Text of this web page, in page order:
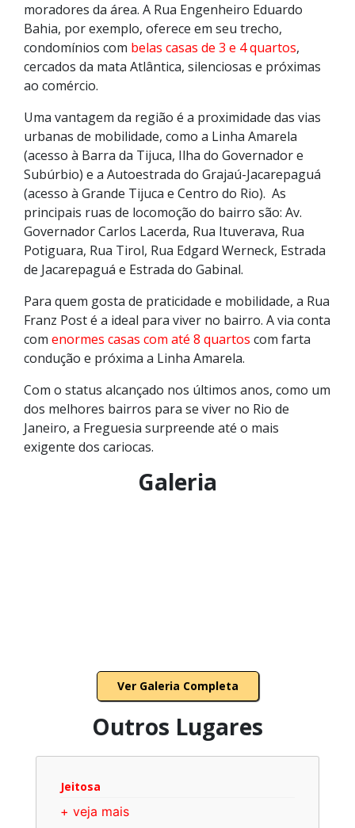
moradores da área. A Rua Engenheiro Eduardo
Bahia, por exemplo, oferece em seu trecho,
condomínios com belas casas de 3 e 4 quartos,
cercados da mata Atlântica, silenciosas e próximas
ao comércio.
Uma vantagem da região é a proximidade das vias
urbanas de mobilidade, como a Linha Amarela
(acesso à Barra da Tijuca, Ilha do Governador e
Subúrbio) e a Autoestrada do Grajaú-Jacarepaguá
(acesso à Grande Tijuca e Centro do Rio). As
principais ruas de locomoção do bairro são: Av.
Governador Carlos Lacerda, Rua Ituverava, Rua
Potiguara, Rua Tirol, Rua Edgard Werneck, Estrada
de Jacarepaguá e Estrada do Gabinal.
Para quem gosta de praticidade e mobilidade, a Rua
Franz Post é a ideal para viver no bairro. A via conta
com enormes casas com até 8 quartos com farta
condução e próxima a Linha Amarela.
Com o status alcançado nos últimos anos, como um
dos melhores bairros para se viver no Rio de
Janeiro, a Freguesia surpreende até o mais
exigente dos cariocas.
Galeria
Ver Galeria Completa
Outros Lugares
Jeitosa
+ veja mais